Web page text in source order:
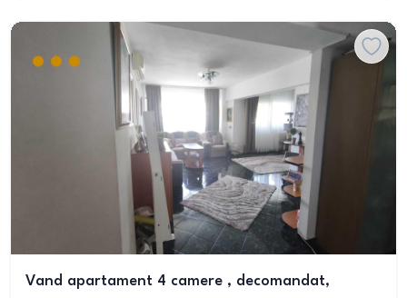
Vand apartament 4 camere , decomandat,